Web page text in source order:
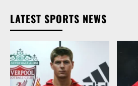
LATEST SPORTS NEWS